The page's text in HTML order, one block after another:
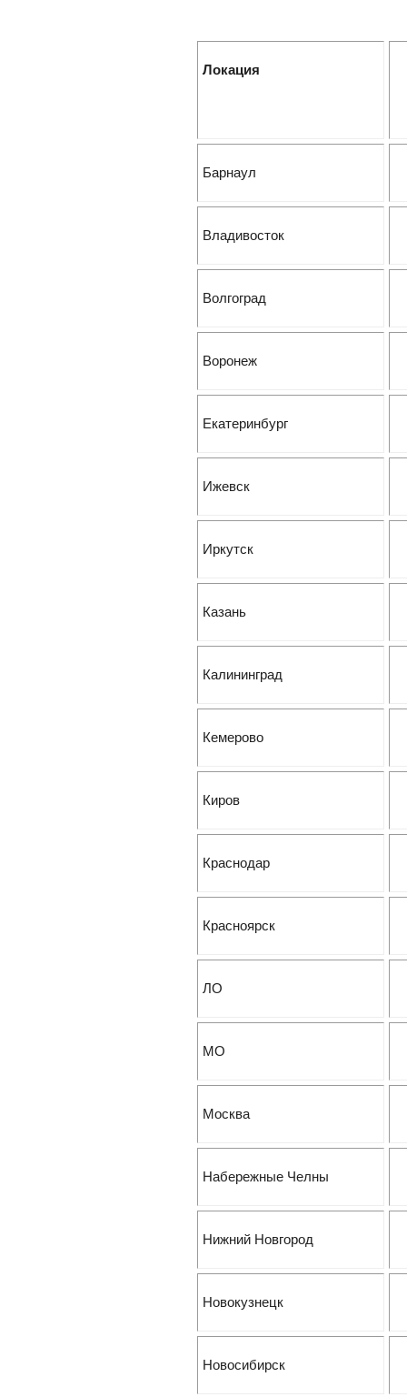
Локация
Барнаул
Владивосток
Волгоград
Воронеж
Екатеринбург
Ижевск
Иркутск
Казань
Калининград
Кемерово
Киров
Краснодар
Красноярск
ЛО
МО
Москва
Набережные Челны
Нижний Новгород
Новокузнецк
Новосибирск